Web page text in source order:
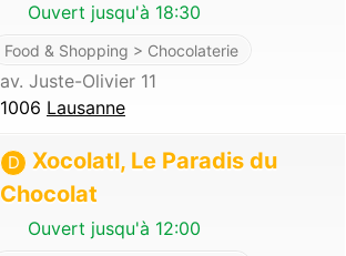
Ouvert jusqu'à 18:30
Food & Shopping > Chocolaterie
av. Juste-Olivier 11
1006 Lausanne
D
Xocolatl, Le Paradis du
Chocolat
Ouvert jusqu'à 12:00